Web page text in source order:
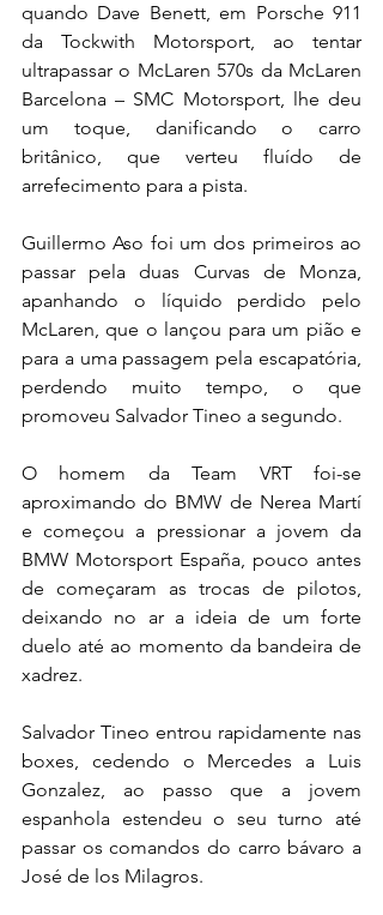
quando Dave Benett, em Porsche 911
da Tockwith Motorsport, ao tentar
ultrapassar o McLaren 570s da McLaren
Barcelona – SMC Motorsport, lhe deu
um toque, danificando o carro
britânico, que verteu fluído de
arrefecimento para a pista.
Guillermo Aso foi um dos primeiros ao
passar pela duas Curvas de Monza,
apanhando o líquido perdido pelo
McLaren, que o lançou para um pião e
para a uma passagem pela escapatória,
perdendo muito tempo, o que
promoveu Salvador Tineo a segundo.
O homem da Team VRT foi-se
aproximando do BMW de Nerea Martí
e começou a pressionar a jovem da
BMW Motorsport España, pouco antes
de começaram as trocas de pilotos,
deixando no ar a ideia de um forte
duelo até ao momento da bandeira de
xadrez.
Salvador Tineo entrou rapidamente nas
boxes, cedendo o Mercedes a Luis
Gonzalez, ao passo que a jovem
espanhola estendeu o seu turno até
passar os comandos do carro bávaro a
José de los Milagros.